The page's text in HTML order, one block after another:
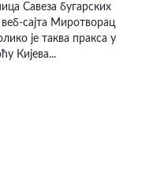
Савеза бугарских
веб-сајта Миротворац
је таква пракса у
Кијева...